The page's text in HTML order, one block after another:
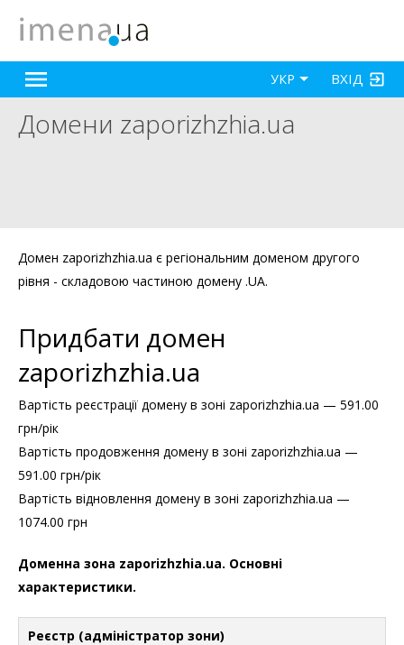
ВХІД
УКР
Домени zaporizhzhia.ua
Домен zaporizhzhia.ua є регіональним доменом другого
рівня - складовою частиною домену .UA.
Придбати домен
zaporizhzhia.ua
Вартість реєстрації домену в зоні zaporizhzhia.ua — 591.00
грн/рік
Вартість продовження домену в зоні zaporizhzhia.ua —
591.00 грн/рік
Вартість відновлення домену в зоні zaporizhzhia.ua —
1074.00 грн
Доменна зона zaporizhzhia.ua. Основні
характеристики.
Реєстр (адміністратор зони)